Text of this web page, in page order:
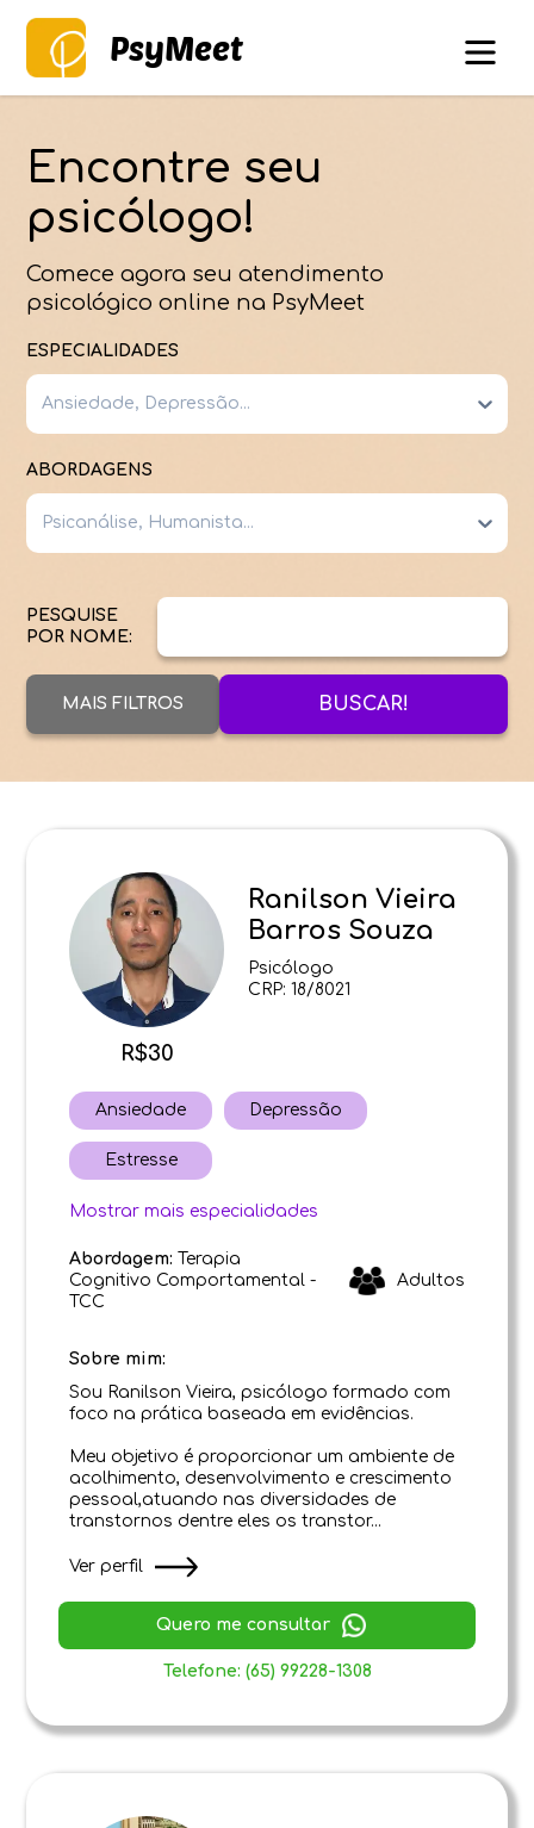
PsyMeet
Encontre seu
psicólogo!
Comece agora seu atendimento
psicológico online na PsyMeet
ESPECIALIDADES
Ansiedade, Depressão...
ABORDAGENS
Psicanálise, Humanista...
PESQUISE
POR NOME:
MAIS FILTROS BUSCAR!
R$30
Ranilson Vieira
Barros Souza
Psicólogo
CRP: 18/8021
Ansiedade Depressão
Estresse
Mostrar mais especialidades
Abordagem: Terapia
Cognitivo Comportamental -
TCC
Adultos
Sobre mim:
Sou Ranilson Vieira, psicólogo formado com
foco na prática baseada em evidências.
Meu objetivo é proporcionar um ambiente de
acolhimento, desenvolvimento e crescimento
pessoal,atuando nas diversidades de
transtornos dentre eles os transtor...
Ver perfil
Quero me consultar
Telefone: (65) 99228-1308